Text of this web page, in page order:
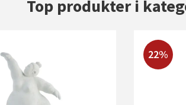
Top produkter i
22%